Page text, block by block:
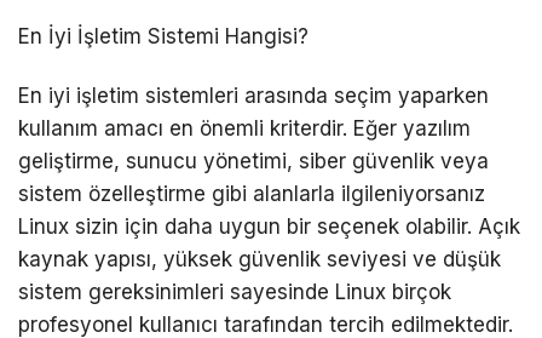
En İyi İşletim Sistemi Hangisi?
En iyi işletim sistemleri arasında seçim yaparken
kullanım amacı en önemli kriterdir. Eğer yazılım
geliştirme, sunucu yönetimi, siber güvenlik veya
sistem özelleştirme gibi alanlarla ilgileniyorsanız
Linux sizin için daha uygun bir seçenek olabilir. Açık
kaynak yapısı, yüksek güvenlik seviyesi ve düşük
sistem gereksinimleri sayesinde Linux birçok
profesyonel kullanıcı tarafından tercih edilmektedir.